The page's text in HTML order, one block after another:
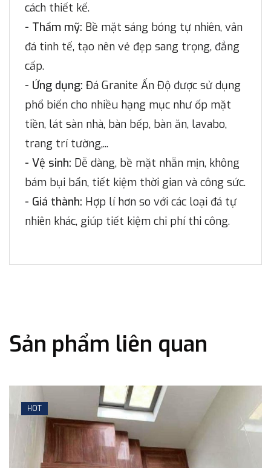
cách thiết kế.
- Thẩm mỹ: Bề mặt sáng bóng tự nhiên, vân
đá tinh tế, tạo nên vẻ đẹp sang trọng, đẳng
cấp.
- Ứng dụng: Đá Granite Ấn Độ được sử dụng
phổ biến cho nhiều hạng mục như ốp mặt
tiền, lát sàn nhà, bàn bếp, bàn ăn, lavabo,
trang trí tường,...
- Vệ sinh: Dễ dàng, bề mặt nhẵn mịn, không
bám bụi bẩn, tiết kiệm thời gian và công sức.
- Giá thành: Hợp lí hơn so với các loại đá tự
nhiên khác, giúp tiết kiệm chi phí thi công.
Sản phẩm liên quan
HOT